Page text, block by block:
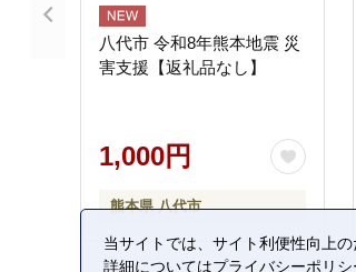
八代市 令和8年熊本地震 災
害支援【返礼品なし】
1,000円
熊本県 八代市
当サイトでは、サイト利便性向上
詳細についてはプライバシーポリシ